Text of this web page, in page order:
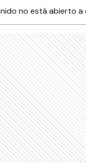
no está abierto a